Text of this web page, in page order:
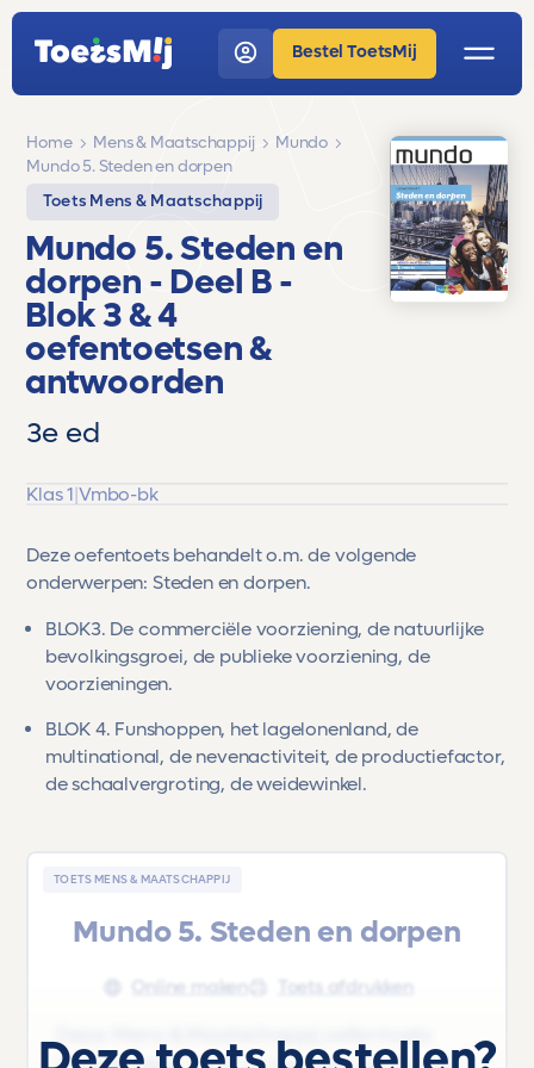
Bestel ToetsMij
Home Mens & Maatschappij
Mundo
Mundo 5. Steden en dorpen
Toets Mens & Maatschappij
Mundo 5. Steden en
dorpen - Deel B -
Blok 3 & 4
oefentoetsen &
antwoorden
3e ed
Klas 1|Vmbo-bk
Deze oefentoets behandelt o.m. de volgende
onderwerpen: Steden en dorpen.
BLOK3. De commerciële voorziening, de natuurlijke
bevolkingsgroei, de publieke voorziening, de
voorzieningen.
BLOK 4. Funshoppen, het lagelonenland, de
multinational, de nevenactiviteit, de productiefactor,
de schaalvergroting, de weidewinkel.
TOETS MENS & MAATSCHAPPIJ
Mundo 5. Steden en dorpen
Online maken Toets afdrukken
Deze Mens & Maatschappij oefentoets